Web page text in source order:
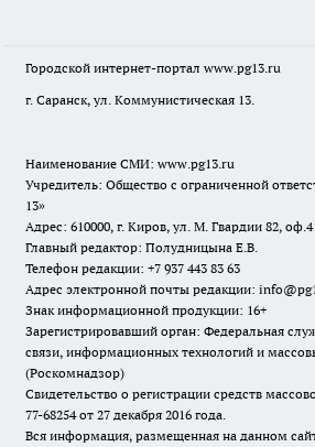
Городской интернет-портал www.pg13.ru
г. Саранск, ул. Коммунистическая 13.
Наименование СМИ: www.pg13.ru
Учредитель: Общество с ограниченной
13»
Адрес: 610000, г. Киров, ул. М. Гвардии 82,
Главный редактор: Полудницына Е.В.
Телефон редакции: +7 937 443 83 63
Адрес электронной почты редакции:
Знак информационной продукции: 16+
Зарегистрировавший орган: Федеральная
связи, информационных технологий и
(Роскомнадзор)
Свидетельство о регистрации средств
77-68254 от 27 декабря 2016 года.
Вся информация, размещенная на данном